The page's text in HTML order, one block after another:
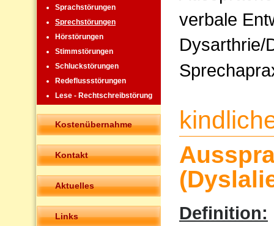
Sprachstörungen
Sprechstörungen
Hörstörungen
Stimmstörungen
Schluckstörungen
Redeflussstörungen
Lese - Rechtschreibstörung
Kostenübernahme
Kontakt
Aktuelles
Links
verbale
Dysarthrie/
Definition: